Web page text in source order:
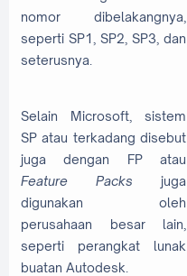
nomor dibelakangnya,
seperti SP1, SP2, SP3, dan
seterusnya.
Selain Microsoft, sistem
SP atau terkadang disebut
juga dengan FP atau
Feature Packs juga
digunakan oleh
perusahaan besar lain,
seperti perangkat lunak
buatan Autodesk.